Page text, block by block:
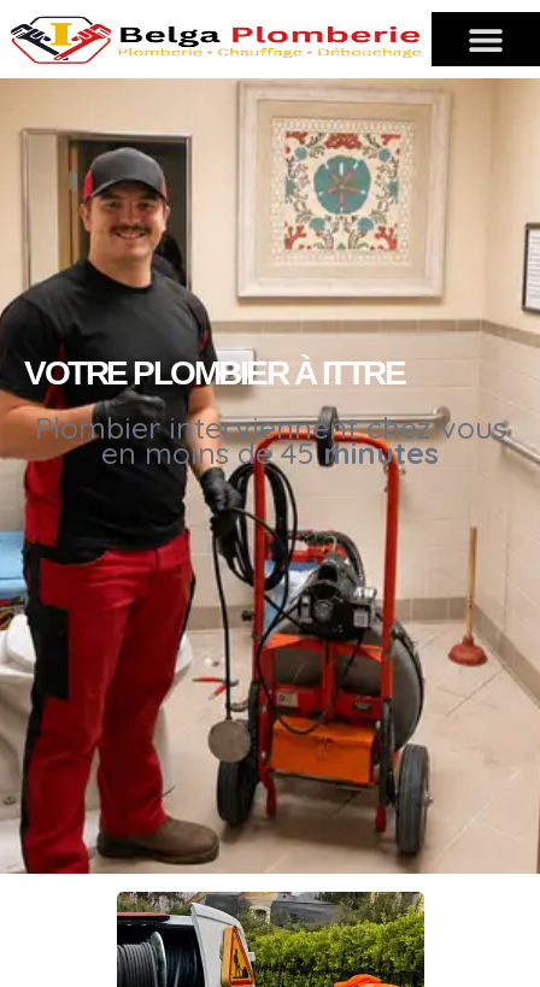
VOTRE PLOMBIER À ITTRE
Plombier interviennent chez vous
en moins de 45minutes